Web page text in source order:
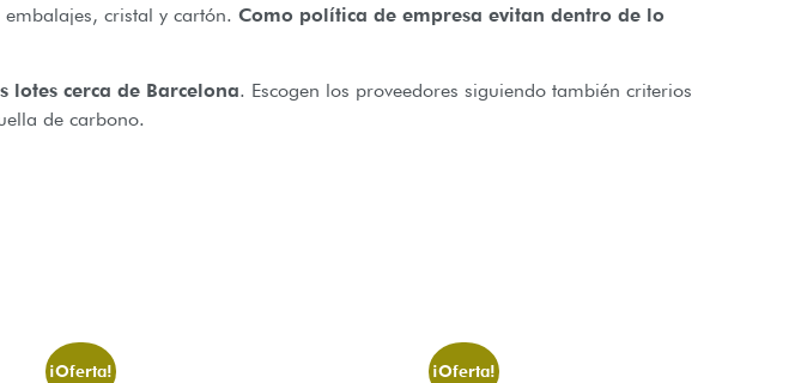
cristal y cartón. Como política de empresa evitan dentro de lo
lotes cerca de Barcelona. Escogen los proveedores siguiendo también criterios
de carbono.
¡Oferta! ¡Oferta!